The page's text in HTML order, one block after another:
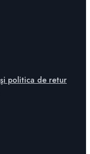
politica de retur